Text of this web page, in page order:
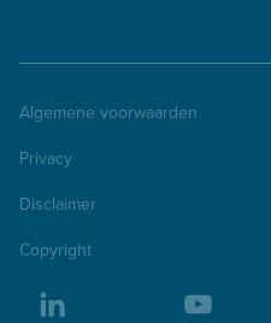
Algemene voorwaarden
Privacy
Disclaimer
Copyright